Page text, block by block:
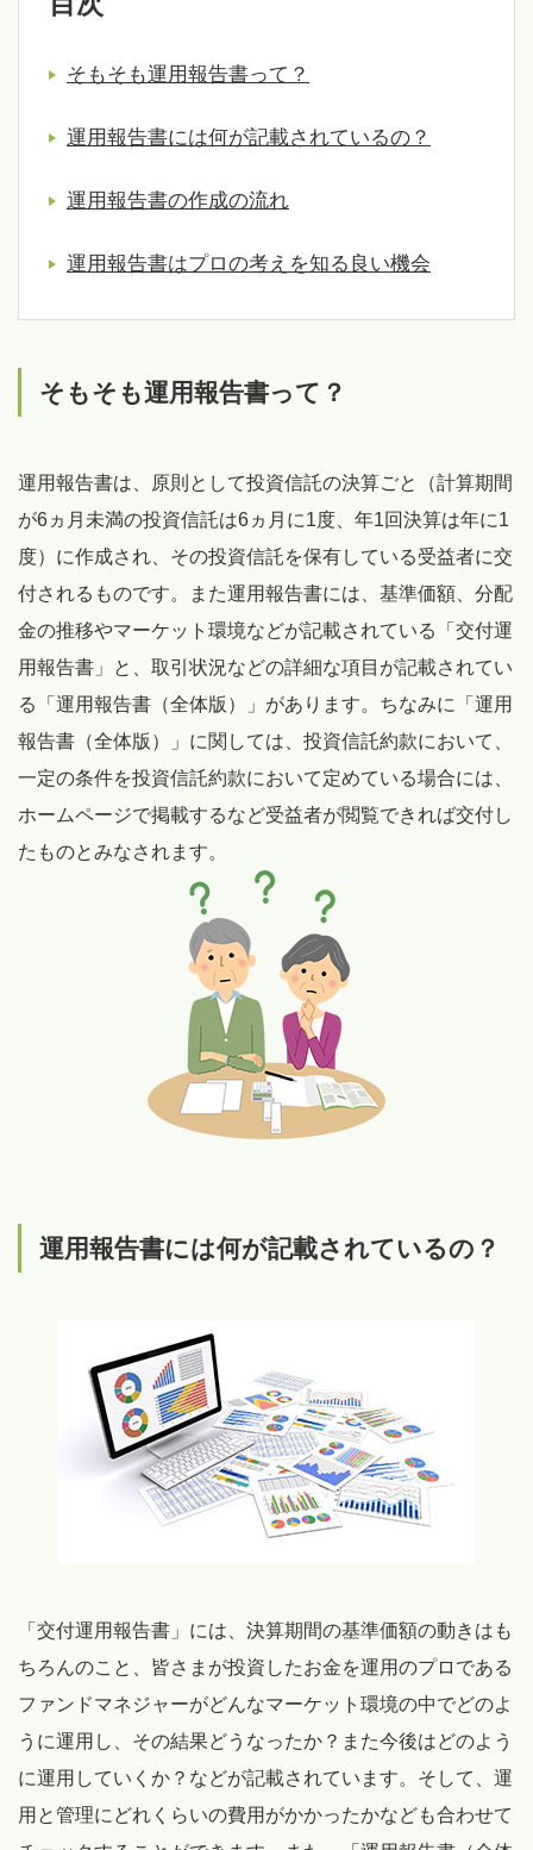
そもそも運用報告書って？
運用報告書には何が記載されているの？
運用報告書の作成の流れ
運用報告書はプロの考えを知る良い機会
そもそも運用報告書って？
運用報告書は、原則として投資信託の決算ごと（計算期間
が6ヵ月未満の投資信託は6ヵ月に1度、年1回決算は年に1
度）に作成され、その投資信託を保有している受益者に交
付されるものです。また運用報告書には、基準価額、分配
金の推移やマーケット環境などが記載されている「交付運
用報告書」と、取引状況などの詳細な項目が記載されてい
る「運用報告書（全体版）」があります。ちなみに「運用
報告書（全体版）」に関しては、投資信託約款において、
一定の条件を投資信託約款において定めている場合には、
ホームページで掲載するなど受益者が閲覧できれば交付し
たものとみなされます。
運用報告書には何が記載されているの？
「交付運用報告書」には、決算期間の基準価額の動きはも
ちろんのこと、皆さまが投資したお金を運用のプロである
ファンドマネジャーがどんなマーケット環境の中でどのよ
うに運用し、その結果どうなったか？また今後はどのよう
に運用していくか？などが記載されています。そして、運
用と管理にどれくらいの費用がかかったかなども合わせて